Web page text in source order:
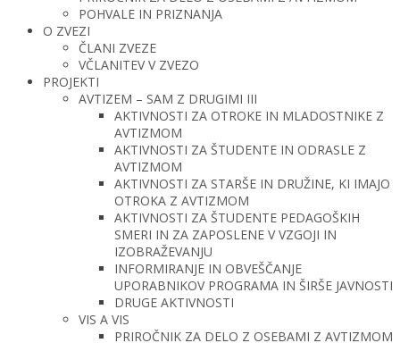
POHVALE IN PRIZNANJA
O ZVEZI
ČLANI ZVEZE
VČLANITEV V ZVEZO
PROJEKTI
AVTIZEM – SAM Z DRUGIMI III
AKTIVNOSTI ZA OTROKE IN MLADOSTNIKE Z
AVTIZMOM
AKTIVNOSTI ZA ŠTUDENTE IN ODRASLE Z
AVTIZMOM
AKTIVNOSTI ZA STARŠE IN DRUŽINE, KI IMAJO
OTROKA Z AVTIZMOM
AKTIVNOSTI ZA ŠTUDENTE PEDAGOŠKIH
SMERI IN ZA ZAPOSLENE V VZGOJI IN
IZOBRAŽEVANJU
INFORMIRANJE IN OBVEŠČANJE
UPORABNIKOV PROGRAMA IN ŠIRŠE JAVNOSTI
DRUGE AKTIVNOSTI
VIS A VIS
PRIROČNIK ZA DELO Z OSEBAMI Z AVTIZMOM